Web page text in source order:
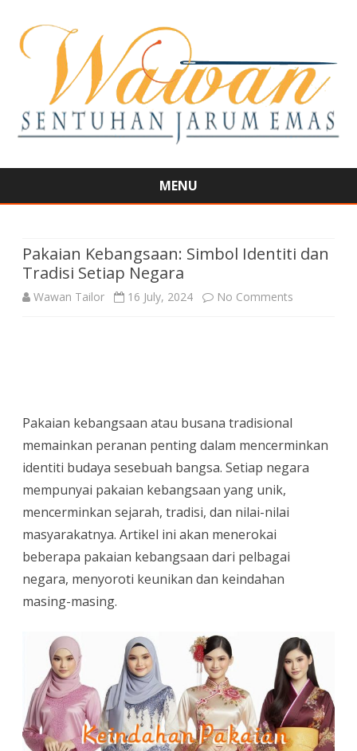
MENU
Pakaian Kebangsaan: Simbol Identiti dan
Tradisi Setiap Negara
Wawan Tailor 16 July, 2024 No Comments
Tradisi
Pakaian kebangsaan atau busana tradisional
memainkan peranan penting dalam mencerminkan
identiti budaya sesebuah bangsa. Setiap negara
mempunyai pakaian kebangsaan yang unik,
mencerminkan sejarah, tradisi, dan nilai-nilai
masyarakatnya. Artikel ini akan menerokai
beberapa pakaian kebangsaan dari pelbagai
negara, menyoroti keunikan dan keindahan
masing-masing.